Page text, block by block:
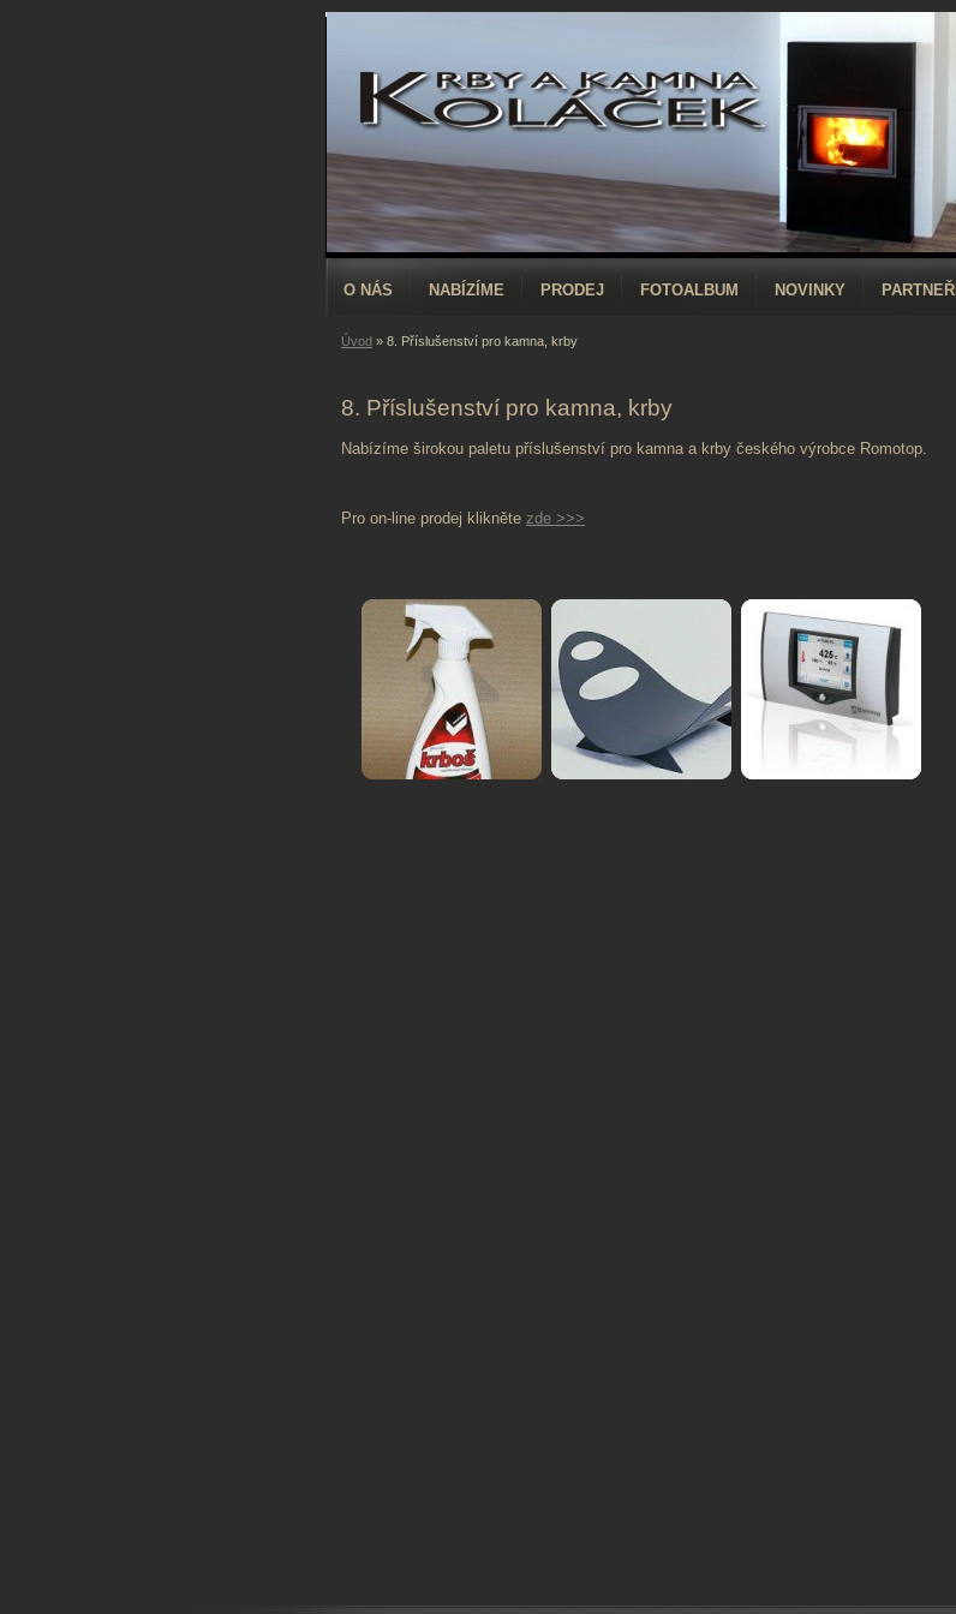
O NÁS NABÍZÍME PRODEJ FOTOALBUM NOVINKY PARTNEŘI
Úvod » 8. Příslušenství pro kamna, krby
8. Příslušenství pro kamna, krby
Nabízíme širokou paletu příslušenství pro kamna a krby českého výrobce Romotop.
Pro on-line prodej klikněte zde >>>